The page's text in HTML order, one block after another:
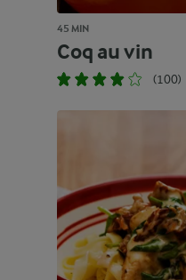
45 MIN
Coq au vin
(100)